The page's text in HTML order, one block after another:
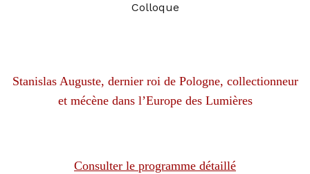
Colloque
Stanislas Auguste, dernier roi de Pologne, collectionneur
et mécène dans l’Europe des Lumières
Consulter le programme détaillé